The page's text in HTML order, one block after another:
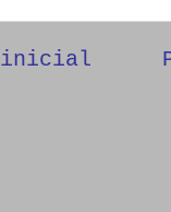
inicial